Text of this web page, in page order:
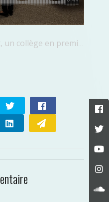
en première ligne contre le harcèlement